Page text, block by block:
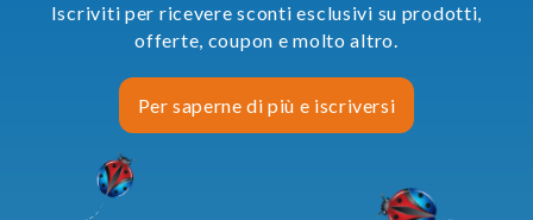
Iscriviti per ricevere sconti esclusivi su prodotti,
offerte, coupon e molto altro.
Per saperne di più e iscriversi